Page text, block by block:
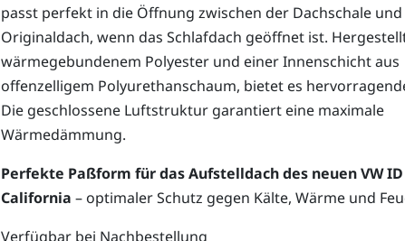
passt perfekt in die Öffnung zwischen der Dachschale
Originaldach, wenn das Schlafdach geöffnet ist.
wärmegebundenem Polyester und einer Innenschicht aus
offenzelligem Polyurethanschaum, bietet es
Die geschlossene Luftstruktur garantiert eine maximale
Wärmedämmung.
Perfekte Paßform für das Aufstelldach des neuen VW ID
California – optimaler Schutz gegen Kälte, Wärme und
Verfügbar bei Nachbestellung
Thermoisolierung